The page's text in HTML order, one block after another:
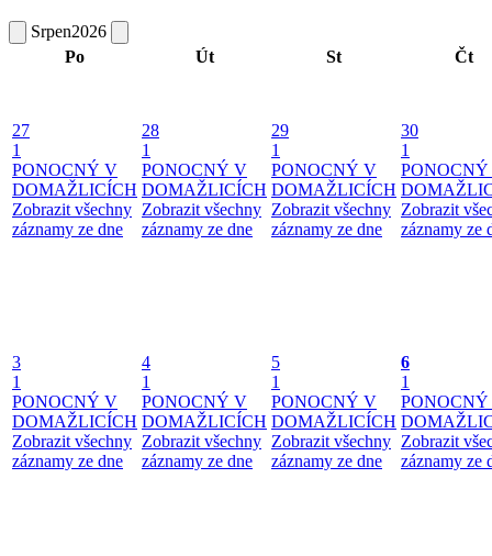
Srpen2026
Po
Út St Čt
27
1
PONOCNÝ V
DOMAŽLICÍCH
Zobrazit všechny
záznamy ze dne
28
1
PONOCNÝ V
DOMAŽLICÍCH
Zobrazit všechny
záznamy ze dne
29
1
PONOCNÝ V
DOMAŽLICÍCH
Zobrazit všechny
záznamy ze dne
30
1
Zobrazit
záznamy ze
3
1
PONOCNÝ V
DOMAŽLICÍCH
Zobrazit všechny
záznamy ze dne
4
1
PONOCNÝ V
DOMAŽLICÍCH
Zobrazit všechny
záznamy ze dne
5
1
PONOCNÝ V
DOMAŽLICÍCH
Zobrazit všechny
záznamy ze dne
6
1
Zobrazit
záznamy ze